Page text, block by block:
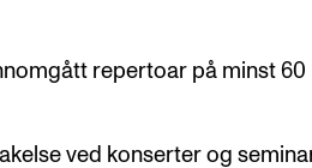
repertoar på minst 60
ved konserter og